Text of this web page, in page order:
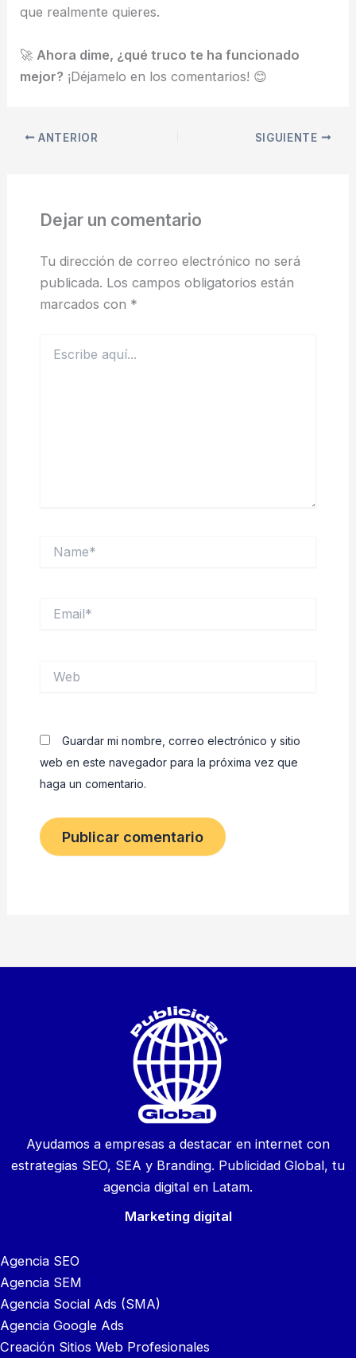
que realmente quieres.
🚀 Ahora dime, ¿qué truco te ha funcionado
mejor? ¡Déjamelo en los comentarios! 😊
ANTERIOR SIGUIENTE
Dejar un comentario
Tu dirección de correo electrónico no será
publicada. Los campos obligatorios están
marcados con *
aquí...
Guardar mi nombre, correo electrónico y sitio
web en este navegador para la próxima vez que
haga un comentario.
Ayudamos a empresas a destacar en internet con
estrategias SEO, SEA y Branding. Publicidad Global, tu
agencia digital en Latam.
Marketing digital
Agencia SEO
Agencia SEM
Agencia Social Ads (SMA)
Agencia Google Ads
Creación Sitios Web Profesionales